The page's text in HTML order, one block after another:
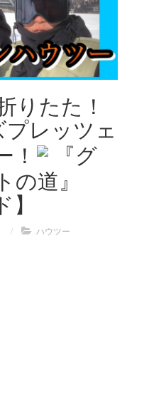
りたた！
レッツェ
！
『グ
の道』
/ ハウツー